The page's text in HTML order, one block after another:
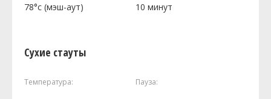
78°c (мэш-аут) 10 минут
Сухие стауты
Температура: Пауза: